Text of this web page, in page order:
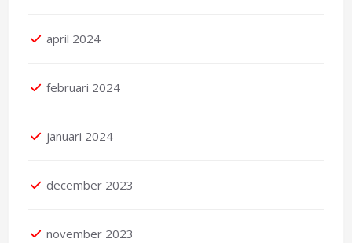
april 2024
februari 2024
januari 2024
december 2023
november 2023